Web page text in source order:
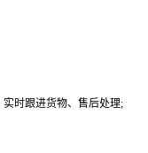
时跟进货物、售后处理;